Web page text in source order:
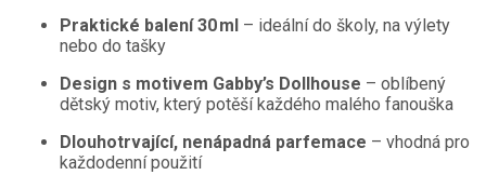
Praktické balení 30 ml – ideální do školy, na výlety
nebo do tašky
Design s motivem Gabby’s Dollhouse – oblíbený
dětský motiv, který potěší každého malého fanouška
Dlouhotrvající, nenápadná parfemace – vhodná pro
každodenní použití